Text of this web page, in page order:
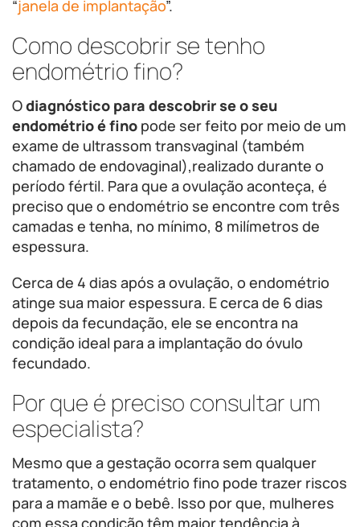
“janela de implantação”.
Como descobrir se tenho
endométrio fino?
Odiagnóstico para descobrir se o seu
endométrio é fino pode ser feito por meio de um
exame de ultrassom transvaginal (também
chamado de endovaginal),realizado durante o
período fértil. Para que a ovulação aconteça, é
preciso que o endométrio se encontre com três
camadas e tenha, no mínimo, 8 milímetros de
espessura.
Cerca de 4 dias após a ovulação, o endométrio
atinge sua maior espessura. E cerca de 6 dias
depois da fecundação, ele se encontra na
condição ideal para a implantação do óvulo
fecundado.
Por que é preciso consultar um
especialista?
Mesmo que a gestação ocorra sem qualquer
tratamento, o endométrio fino pode trazer riscos
para a mamãe e o bebê. Isso por que, mulheres
com essa condição têm maior tendência à